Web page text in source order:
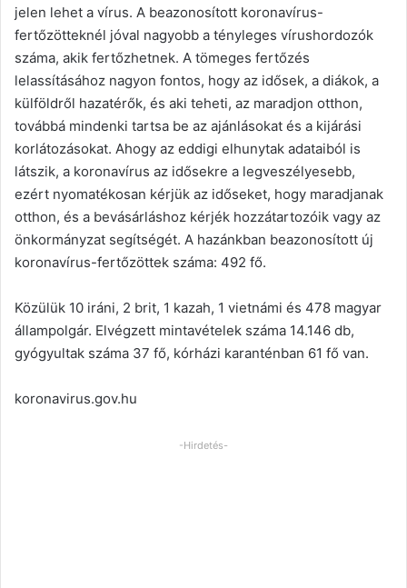
jelen lehet a vírus. A beazonosított koronavírus-
fertőzötteknél jóval nagyobb a tényleges vírushordozók
száma, akik fertőzhetnek. A tömeges fertőzés
lelassításához nagyon fontos, hogy az idősek, a diákok, a
külföldről hazatérők, és aki teheti, az maradjon otthon,
továbbá mindenki tartsa be az ajánlásokat és a kijárási
korlátozásokat. Ahogy az eddigi elhunytak adataiból is
látszik, a koronavírus az idősekre a legveszélyesebb,
ezért nyomatékosan kérjük az időseket, hogy maradjanak
otthon, és a bevásárláshoz kérjék hozzátartozóik vagy az
önkormányzat segítségét. A hazánkban beazonosított új
koronavírus-fertőzöttek száma: 492 fő.
Közülük 10 iráni, 2 brit, 1 kazah, 1 vietnámi és 478 magyar
állampolgár. Elvégzett mintavételek száma 14.146 db,
gyógyultak száma 37 fő, kórházi karanténban 61 fő van.
koronavirus.gov.hu
-Hirdetés-